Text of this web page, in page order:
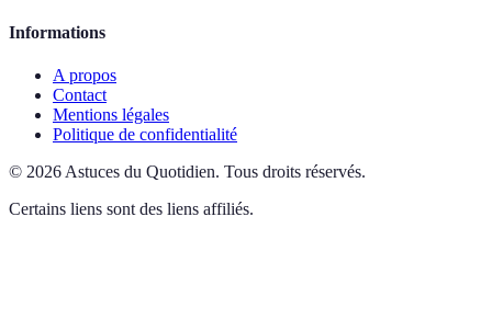
Informations
A propos
Contact
Mentions légales
Politique de confidentialité
© 2026 Astuces du Quotidien. Tous droits réservés.
Certains liens sont des liens affiliés.